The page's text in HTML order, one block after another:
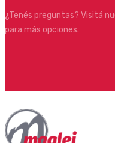
¿Tenés preguntas? Visitá
para más opciones.